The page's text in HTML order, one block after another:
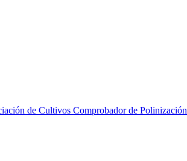
de Cultivos Comprobador de Polinización